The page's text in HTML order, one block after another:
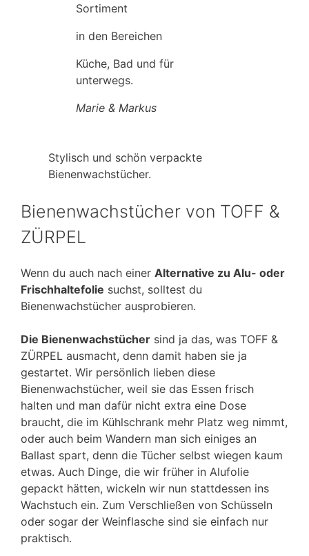
Sortiment
in den Bereichen
Küche, Bad und für
unterwegs.
Marie & Markus
Stylisch und schön verpackte
Bienenwachstücher.
Bienenwachstücher von TOFF &
ZÜRPEL
Wenn du auch nach einer Alternative zu Alu- oder
Frischhaltefolie suchst, solltest du
Bienenwachstücher ausprobieren.
Die Bienenwachstücher sind ja das, was TOFF &
ZÜRPEL ausmacht, denn damit haben sie ja
gestartet. Wir persönlich lieben diese
Bienenwachstücher, weil sie das Essen frisch
halten und man dafür nicht extra eine Dose
braucht, die im Kühlschrank mehr Platz weg nimmt,
oder auch beim Wandern man sich einiges an
Ballast spart, denn die Tücher selbst wiegen kaum
etwas. Auch Dinge, die wir früher in Alufolie
gepackt hätten, wickeln wir nun stattdessen ins
Wachstuch ein. Zum Verschließen von Schüsseln
oder sogar der Weinflasche sind sie einfach nur
praktisch.